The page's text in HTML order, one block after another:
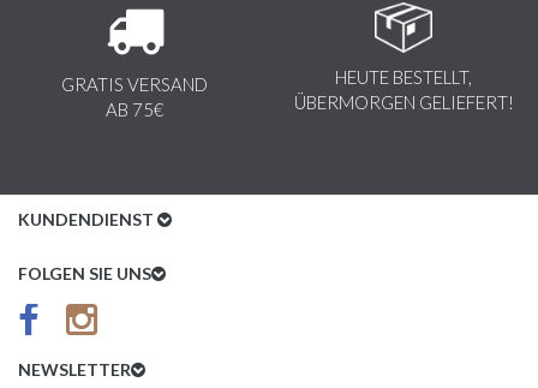
GRATIS VERSAND
AB 75€
HEUTE BESTELLT,
ÜBERMORGEN GELIEFERT!
KUNDENDIENST
Kundenservice
AGB
FOLGEN SIE UNS
NEWSLETTER